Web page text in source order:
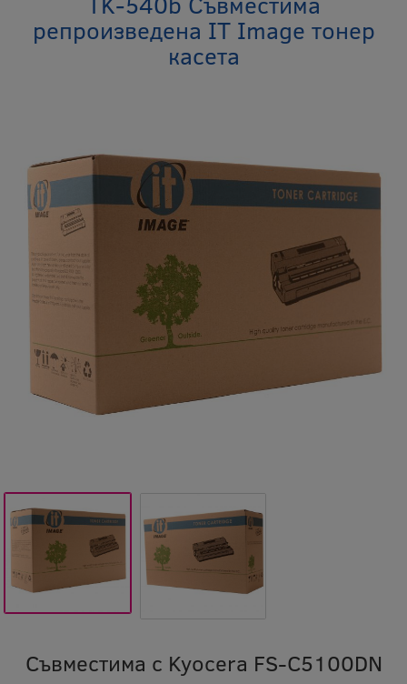
репроизведена IT Image тонер
касета
Съвместима с Kyocera FS-C5100DN